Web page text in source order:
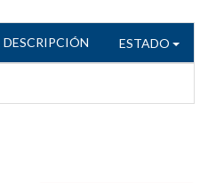
DESCRIPCIÓN ESTADO